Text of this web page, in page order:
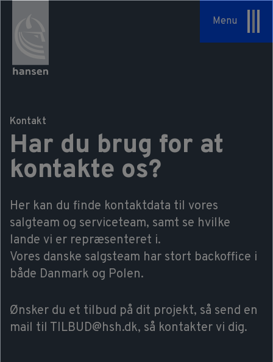
Menu
Kontakt
Har du brug for at
kontakte os?
Her kan du finde kontaktdata til vores
salgteam og serviceteam, samt se hvilke
lande vi er repræsenteret i.
Vores danske salgsteam har stort backoffice i
både Danmark og Polen.
Ønsker du et tilbud på dit projekt, så send en
mail til TILBUD@hsh.dk, så kontakter vi dig.
HSHansen
Vision & Værdier
Historie
Bæredygtighed
Job & Karriere
Nyheder